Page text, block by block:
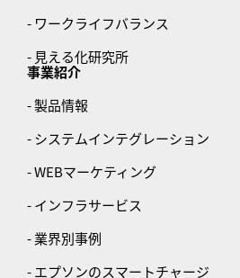
- ワークライフバランス
- 見える化研究所
事業紹介
- 製品情報
- システムインテグレーション
- WEBマーケティング
- インフラサービス
- 業界別事例
- エプソンのスマートチャージ